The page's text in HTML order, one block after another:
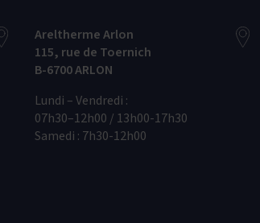
Areltherme Arlon
115‭, ‬rue de Toernich
B-6700‭ ‬ARLON
Lundi – Vendredi :
07h30–12h00 / 13h00-17h30
Samedi : 7h30-12h00